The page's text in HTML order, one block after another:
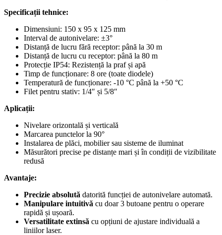
Specificații tehnice:
Dimensiuni: 150 x 95 x 125 mm
Interval de autonivelare: ±3°
Distanță de lucru fără receptor: până la 30 m
Distanță de lucru cu receptor: până la 80 m
Protecție IP54: Rezistență la praf și apă
Timp de funcționare: 8 ore (toate diodele)
Temperatură de funcționare: -10 °C până la +50 °C
Filet pentru stativ: 1/4″ și 5/8″
Aplicații:
Nivelare orizontală și verticală
Marcarea punctelor la 90°
Instalarea de plăci, mobilier sau sisteme de iluminat
Măsurători precise pe distanțe mari și în condiții de vizibilitate
redusă
Avantaje:
Precizie absolută datorită funcției de autonivelare automată.
Manipulare intuitivă cu doar 3 butoane pentru o operare
rapidă și ușoară.
Versatilitate extinsă cu opțiuni de ajustare individuală a
liniilor laser.